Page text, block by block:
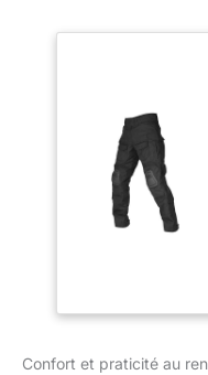
Confort et praticité au